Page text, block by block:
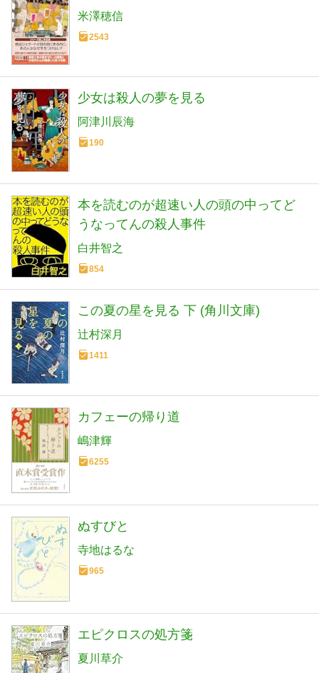
米澤穂信
2543
少女は殺人の夢を見る
阿津川辰海
190
本を読むのが超速い人の頭の中ってど
うなってんの殺人事件
白井智之
854
この夏の星を見る 下 (角川文庫)
辻村深月
1411
カフェーの帰り道
嶋津輝
6255
ぬすびと
寺地はるな
965
エピクロスの処方箋
夏川草介